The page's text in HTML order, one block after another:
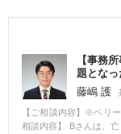
【事務
題とな
藤嶋 護
【ご相談内容】※ベリ
相談内容】 Bさんは、